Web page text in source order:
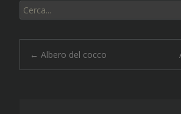
Cerca:
← Albero del cocco